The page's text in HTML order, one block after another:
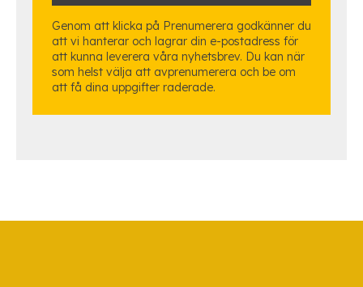
Genom att klicka på Prenumerera godkänner du
att vi hanterar och lagrar din e-postadress för
att kunna leverera våra nyhetsbrev. Du kan när
som helst välja att avprenumerera och be om
att få dina uppgifter raderade.